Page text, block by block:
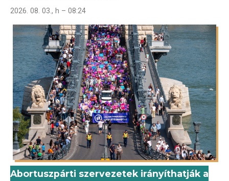
2026. 08. 03., h – 08:24
Abortuszpárti szervezetek irányíthatják a